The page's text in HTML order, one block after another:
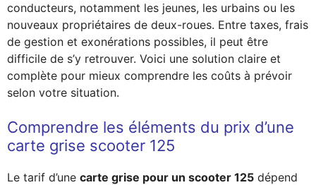
conducteurs, notamment les jeunes, les urbains ou les
nouveaux propriétaires de deux-roues. Entre taxes, frais
de gestion et exonérations possibles, il peut être
difficile de s’y retrouver. Voici une solution claire et
complète pour mieux comprendre les coûts à prévoir
selon votre situation.
Comprendre les éléments du prix d’une
carte grise scooter 125
Le tarif d’une carte grise pour un scooter 125 dépend